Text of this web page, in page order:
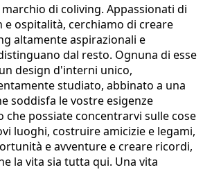
di coliving. Appassionati di
e ospitalità, cerchiamo di creare
altamente aspirazionali e
dal resto. Ognuna di esse
design d'interni unico,
studiato, abbinato a una
soddisfa le vostre esigenze
che possiate concentrarvi sulle cose
luoghi, costruire amicizie e legami,
e avventure e creare ricordi,
la vita sia tutta qui. Una vita